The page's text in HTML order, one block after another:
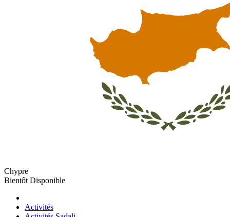
Chypre
Bientôt Disponible
Activités